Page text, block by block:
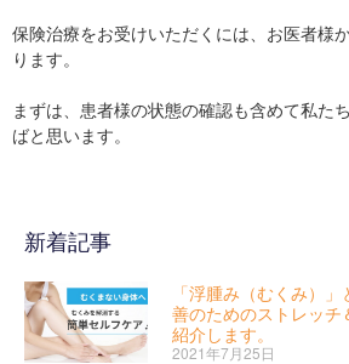
保険治療をお受けいただくには、お医者様
ります。
まずは、患者様の状態の確認も含めて私た
ばと思います。
新着記事
「浮腫み（むくみ）
善のためのストレッ
紹介します。
2021年7月25日